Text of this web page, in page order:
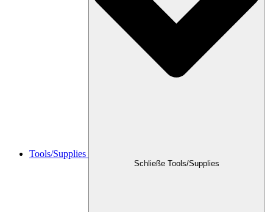
Tools/Supplies
Schließe Tools/Supplies